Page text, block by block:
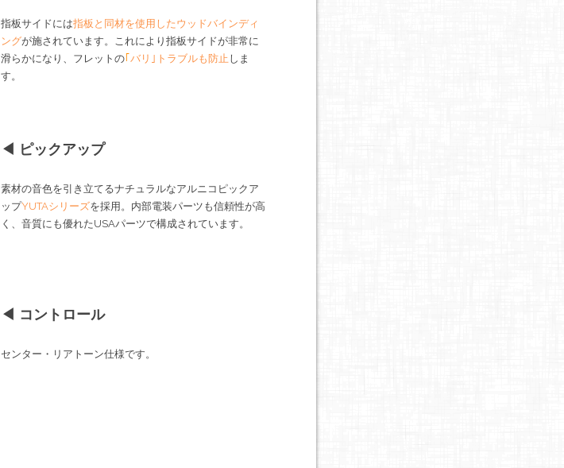
指板サイドには指板と同材を使用したウッドバインディ
ングが施されています。これにより指板サイドが非常に
滑らかになり、フレットの｢ バリ｣トラブルも防止 しま
す。
◀ ピックアップ
素材の音色を引き立てるナチュラルなアルニコピックア
ップYUTAシリーズを採用。内部電装パーツも信頼性が高
く、音質にも優れたUSAパーツで構成されています。
◀ コントロール
センター・リアトーン仕様です。